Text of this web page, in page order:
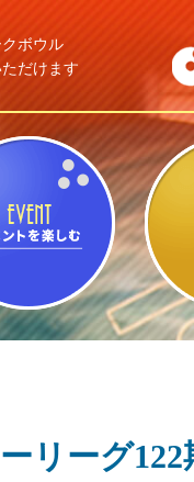
ボウル
だけます
を楽しむ ビリヤ
リーグ122